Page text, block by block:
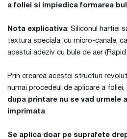
a foliei si impiedica formarea
Nota explicativa: Siliconul hartiei
textura speciala, cu micro-canale,
acestui adeziv cu bule de aer (Rapid
Prin crearea acestei structuri
numai procedeul de aplicare a foliei,
dupa printare nu se vad urmele
imprimata.
Se aplica doar pe suprafete